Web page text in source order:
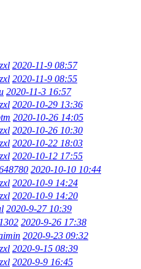
2020-11-9 08:57
2020-11-9 08:55
2020-11-3 16:57
2020-10-29 13:36
2020-10-26 14:05
2020-10-26 10:30
2020-10-22 18:03
2020-10-12 17:55
2020-10-10 10:44
2020-10-9 14:24
2020-10-9 14:20
2020-9-27 10:39
2020-9-26 17:38
2020-9-23 09:32
2020-9-15 08:39
2020-9-9 16:45